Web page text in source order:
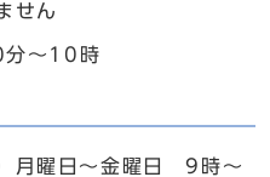
せん
分～10時
月曜日～金曜日 9時～